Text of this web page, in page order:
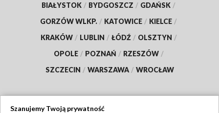
BIAŁYSTOK / BYDGOSZCZ / GDAŃSK /
GORZÓW WLKP. / KATOWICE / KIELCE /
KRAKÓW / LUBLIN / ŁÓDŹ / OLSZTYN /
OPOLE / POZNAŃ / RZESZÓW /
SZCZECIN / WARSZAWA / WROCŁAW
Szanujemy Twoją prywatność